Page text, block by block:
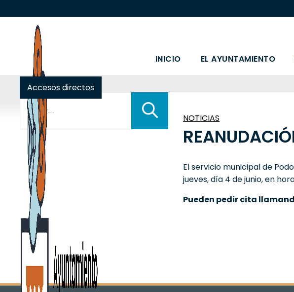
INICIO EL AYUNTAMIENTO
Accesos directos
Buscar:
NOTICIAS
El servicio municipal de
jueves, día 4 de junio, en
Pueden pedir cita